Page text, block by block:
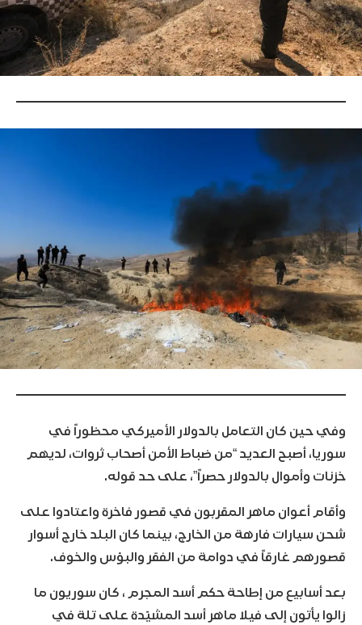
وفي حين كان التعامل بالدولار الأميركي محظوراً في
سوريا، أصبح العديد “من ضباط الأمن أصحاب ثروات، لديهم
خزنات وأموال بالدولار حصراً”، على حد قوله.
وأقام أعوان ماهر المقربون في قصور فاخرة واعتادوا على
شحن سيارات فارهة من الخارج، بينما كان البلد خارج أسوار
قصورهم غارقاً في دوامة من الفقر والبؤس والخوف.
بعد أسابيع من إطاحة حكم أسد المجرم ، كان سوريون ما
زالوا يأتون إلى فيلا ماهر أسد المشيّدة على تلة في